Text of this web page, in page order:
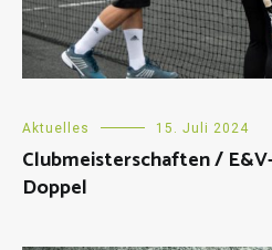
Aktuelles 15. Juli 2024
Clubmeisterschaften /
Doppel